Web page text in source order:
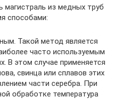
магистраль из медных труб
способами:
Такой метод является
часто используемым
В этом случае применяется
свинца или сплавов этих
части серебра. При
обработке температура